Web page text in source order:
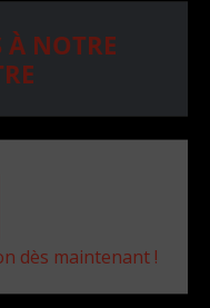
NOTRE
dès maintenant !